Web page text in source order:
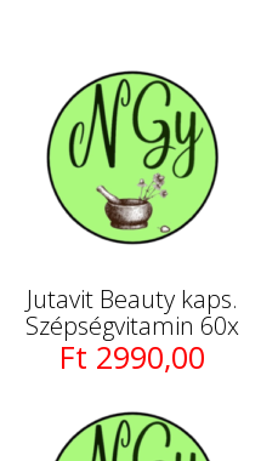
Jutavit Beauty kaps.
Szépségvitamin 60x
Ft 2990,00